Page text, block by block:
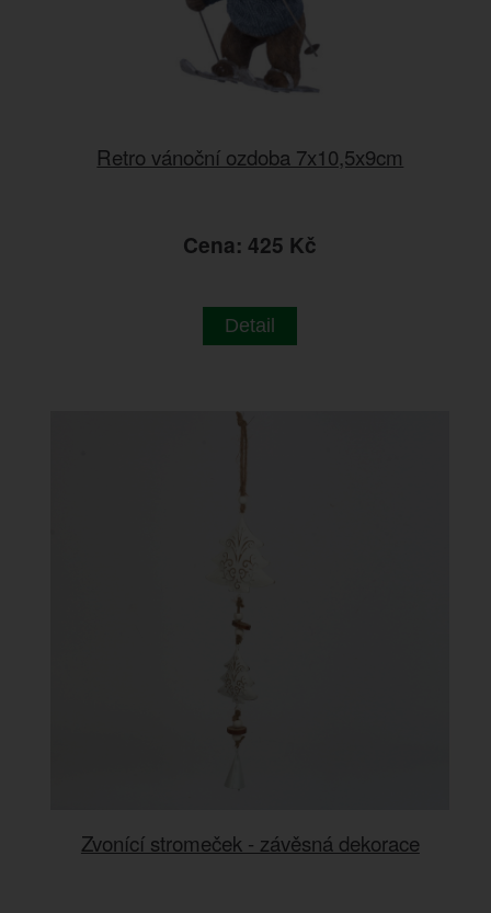
Retro vánoční ozdoba 7x10,5x9cm
Cena: 425 Kč
Detail
Zvonící stromeček - závěsná dekorace